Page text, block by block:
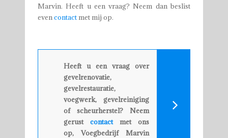
Marvin. Heeft u een vraag? Neem dan beslist
evencontactmet mij op.
Heeft u een vraag over
gevelrenovatie,
gevelrestauratie,
voegwerk, gevelreiniging
of scheurherstel? Neem
gerust contactmet ons
op, Voegbedrijf Marvin